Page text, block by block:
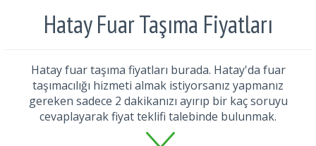
Hatay Fuar Taşıma Fiyatları
Hatay fuar taşıma fiyatları burada. Hatay'da fuar
taşımacılığı hizmeti almak istiyorsanız yapmanız
gereken sadece 2 dakikanızı ayırıp bir kaç soruyu
cevaplayarak fiyat teklifi talebinde bulunmak.